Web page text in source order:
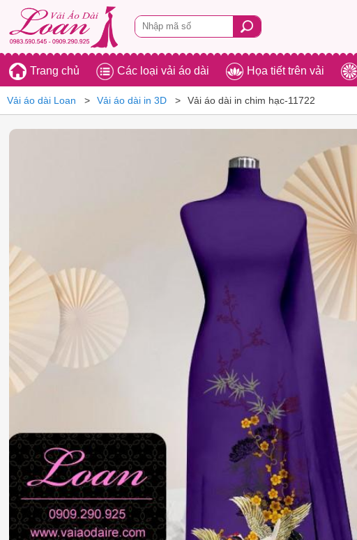
Trang chủ Các loại vải áo dài Họa tiết trên vải
Vải áo dài Loan Vải áo dài in 3D Vải áo dài in chim hạc-11722